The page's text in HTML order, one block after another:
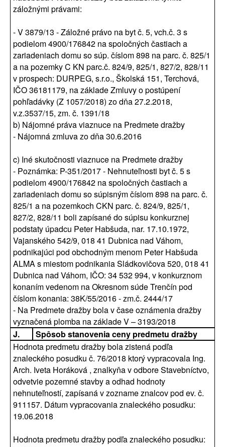
záložnými právami:
- V 3879/13 - Záložné právo na byt č. 5, vch.č. 3 s
podielom 4900/176842 na spoločných častiach a
zariadeniach domu so súp. číslom 898 na parc. č. 825/1
a na pozemky C KN parc.č. 824/9, 825/1, 827/2, 828/11
v prospech: DURPEG, s.r.o., Školská 151, Terchová,
IČO 36181179, na základe Zmluvy o postúpení
pohľadávky (Z 1057/2018) zo dňa 27.2.2018,
v.z.3537/15, zm. č. 1391/18
b) Nájomné práva viaznuce na Predmete dražby
- Nájomná zmluva zo dňa 30.6.2016
c) Iné skutočnosti viaznuce na Predmete dražby
- Poznámka: P-351/2017 - Nehnuteľnosti byt č. 5 s
podielom 4900/176842 na spoločných častiach a
zariadeniach domu so súpisným číslom 898 na parc. č.
825/1 a na pozemkoch CKN parc. č. 824/9, 825/1,
827/2, 828/11 boli zapísané do súpisu konkurznej
podstaty úpadcu Peter Habšuda, nar. 17.10.1972,
Vajanského 542/9, 018 41 Dubnica nad Váhom,
podnikajúci pod obchodným menom Peter Habšuda
ALMA s miestom podnikania Sládkovičova 520, 018 41
Dubnica nad Váhom, IČO: 34 532 994, v konkurznom
konaním vedenom na Okresnom súde Trenčín pod
číslom konania: 38K/55/2016 - zm.č. 2444/17
- Na Predmete dražby bola v čase oznámenia dražby
vyznačená plomba na základe V – 3193/2018
J.
Spôsob stanovenia ceny predmetu dražby
Hodnota predmetu dražby bola zistená podľa
znaleckého posudku č. 76/2018 ktorý vypracovala Ing.
Arch. Iveta Horáková , znalkyňa v odbore Stavebníctvo,
odvetvie pozemné stavby a odhad hodnoty
nehnuteľností, zapísaná v zozname znalcov pod ev. č.
911157. Dátum vypracovania znaleckého posudku:
19.06.2018
Hodnota predmetu dražby podľa znaleckého posudku: